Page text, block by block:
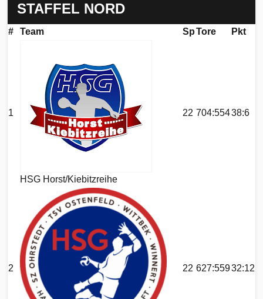
STAFFEL NORD
# Team SpTore Pkt
1
HSG Horst/Kiebitzreihe
22 704:55438:6
2 22 627:55932:12